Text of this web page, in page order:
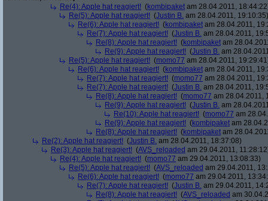
Re(4): Apple hat reagiert! (kombipaket am 28.04.2011,
Re(5): Apple hat reagiert! (Justin B. am 28.04.2011, 19:10:35)
Re(6): Apple hat reagiert! (kombipaket am 28.04.2011,
Re(7): Apple hat reagiert! (Justin B. am 28.04.2011,
Re(8): Apple hat reagiert! (kombipaket am
Re(9): Apple hat reagiert! (Justin B. am
Re(5): Apple hat reagiert! (momo77 am 28.04.2011,
Re(6): Apple hat reagiert! (kombipaket am 28.04.2011,
Re(7): Apple hat reagiert! (momo77 am 28.04.2011,
Re(7): Apple hat reagiert! (Justin B. am 28.04.2011,
Re(8): Apple hat reagiert! (momo77 am 28.04.2011,
Re(9): Apple hat reagiert! (Justin B. am
Re(10): Apple hat reagiert! (momo77 am
Re(9): Apple hat reagiert! (kombipaket am
Re(8): Apple hat reagiert! (kombipaket am
Re(2): Apple hat reagiert! (Justin B. am 28.04.2011, 18:37:08)
Re(3): Apple hat reagiert! (AVS_reloaded am 29.04.2011,
Re(4): Apple hat reagiert! (momo77 am 29.04.2011, 13:08:33)
Re(5): Apple hat reagiert! (AVS_reloaded am 29.04.2011,
Re(6): Apple hat reagiert! (momo77 am 29.04.2011,
Re(7): Apple hat reagiert! (Justin B. am 29.04.2011,
Re(8): Apple hat reagiert! (AVS_reloaded am